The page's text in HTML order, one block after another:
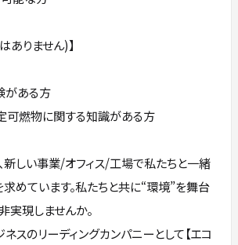
ありません)】
がある方
可燃物に関する知識がある方
新しい事業/オフィス/工場で私たちと一緒
求めています。私たちと共に“環境”を舞台
実現しませんか。
スのリーディングカンパニーとして【エコ